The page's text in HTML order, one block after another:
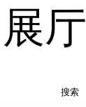
厅
搜索